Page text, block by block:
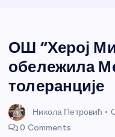
ОШ “Херој
обележила
толеранције
Никола Петровић
0 Comments